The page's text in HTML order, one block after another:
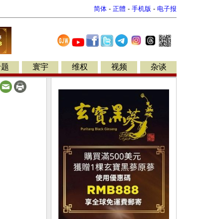
简体 - 正體 - 手机版 - 电子报
寰宇 维权 视频 杂谈